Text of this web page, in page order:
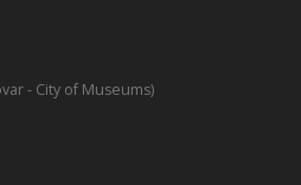
- City of Museums)